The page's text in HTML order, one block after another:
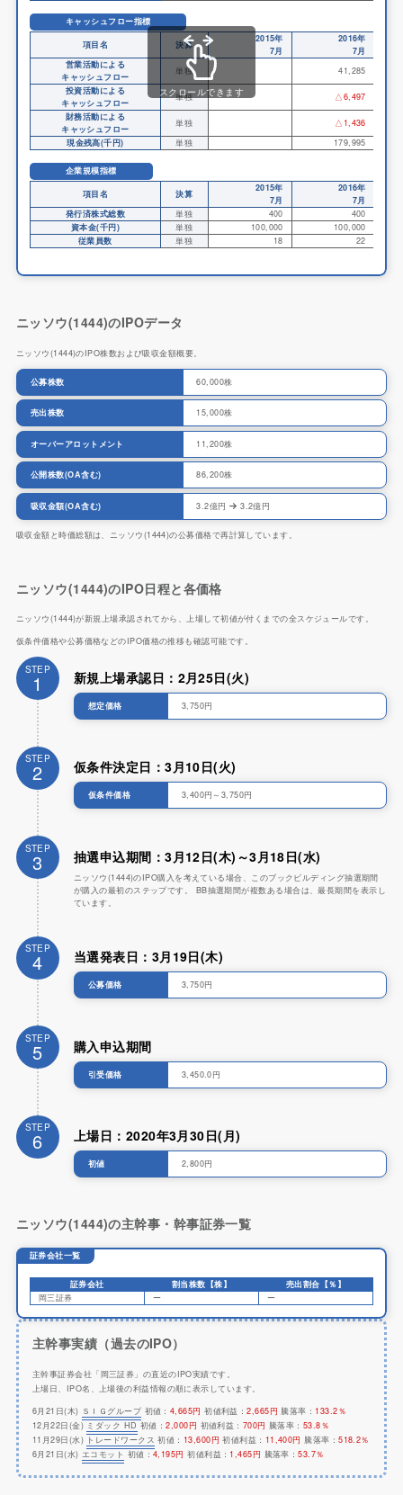
キャッシュフロー指標
項目名
決算
2015年
7月
2016年
7月
営業活動による
キャッシュフロー
単独
41,285
投資活動による
キャッシュフロー
単独
△6,497
財務活動による
キャッシュフロー
単独
△1,436
現金残高(千円)
単独 179,995
企業規模指標
項目名
決算
2015年
7月
2016年
7月
発行済株式総数
単独 400
400
資本金(千円)
単独 100,000
100,000
従業員数
単独 18 22
スクロールできます
ニッソウ(1444)のIPOデータ
ニッソウ(1444)のIPO株数および吸収金額概要。
公募株数 60,000株
売出株数 15,000株
オーバーアロットメント 11,200株
公開株数(OA含む) 86,200株
吸収金額(OA含む) 3.2億円 3.2億円
吸収金額と時価総額は、ニッソウ(1444)の公募価格で再計算しています。
ニッソウ(1444)のIPO日程と各価格
ニッソウ(1444)が新規上場承認されてから、上場して初値が付くまでの全スケジュールです。
仮条件価格や公募価格などのIPO価格の推移も確認可能です。
STEP
1 新規上場承認日：2月25日(火)
想定価格 3,750円
STEP
2 仮条件決定日：3月10日(火)
仮条件価格 3,400円～3,750円
STEP
3 抽選申込期間：3月12日(木)～3月18日(水)
ニッソウ(1444)のIPO購入を考えている場合、このブックビルディング抽選期間
が購入の最初のステップです。 BB抽選期間が複数ある場合は、最長期間を表示し
ています。
STEP
4 当選発表日：3月19日(木)
公募価格 3,750円
STEP
5 購入申込期間
引受価格 3,450.0円
STEP
6 上場日：2020年3月30日(月)
初値 2,800円
ニッソウ(1444)の主幹事・幹事証券一覧
証券会社一覧
証券会社 割当株数【株】
売出割合【％】
岡三証券
ー ー
主幹事実績（過去のIPO）
主幹事証券会社「岡三証券」の直近のIPO実績です。
上場日、IPO名、上場後の利益情報の順に表示しています。
6月21日(木) ＳＩＧグループ初値： 4,665円 初値利益：2,665円 騰落率： 133.2％
12月22日(金) ミダック HD 初値：2,000円 初値利益： 700円 騰落率： 53.8％
11月29日(水) トレードワークス 初値： 13,600円 初値利益： 11,400円 騰落率：518.2％
6月21日(水) エコモット 初値：4,195円 初値利益： 1,465円 騰落率：53.7％